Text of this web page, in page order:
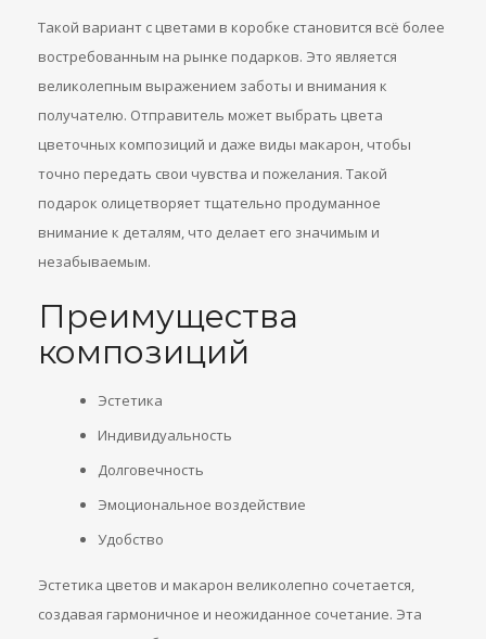
Такой вариант с цветами в коробке становится всё более
востребованным на рынке подарков. Это является
великолепным выражением заботы и внимания к
получателю. Отправитель может выбрать цвета
цветочных композиций и даже виды макарон, чтобы
точно передать свои чувства и пожелания. Такой
подарок олицетворяет тщательно продуманное
внимание к деталям, что делает его значимым и
незабываемым.
Преимущества
композиций
Эстетика
Индивидуальность
Долговечность
Эмоциональное воздействие
Удобство
Эстетика цветов и макарон великолепно сочетается,
создавая гармоничное и неожиданное сочетание. Эта